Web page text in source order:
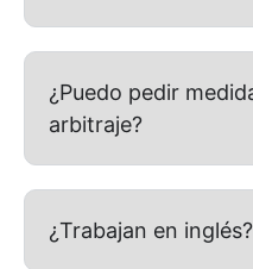
¿Puedo pedir
arbitraje?
¿Trabajan en inglés?